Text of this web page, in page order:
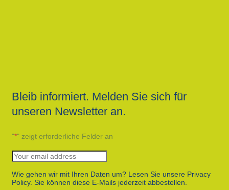
Bleib informiert. Melden Sie sich für
unseren Newsletter an.
"*" zeigt erforderliche Felder an
Wie gehen wir mit Ihren Daten um? Lesen Sie unsere Privacy
Policy. Sie können diese E-Mails jederzeit abbestellen.